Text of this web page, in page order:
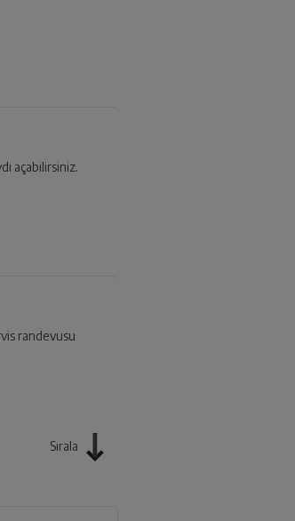
açabilirsiniz.
randevusu
Sırala